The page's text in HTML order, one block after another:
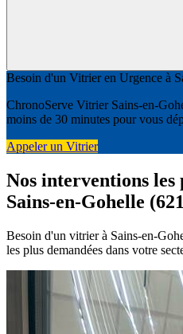
Besoin d'un Vitrier en Urgence à
ChronoServe Vitrier Sains-en-
moins de 30 minutes pour vous
Appeler un Vitrier
Nos interventions les
Sains-en-Gohelle
Besoin d'un vitrier à Sains-en-
les plus demandées dans votre